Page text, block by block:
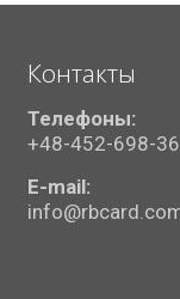
Контакты
Телефоны:
+48-452-698-
E-mail: